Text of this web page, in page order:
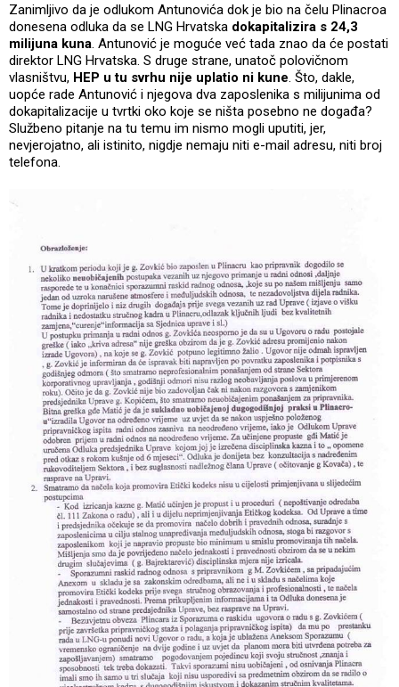
Zanimljivo da je odlukom Antunovića dok je bio na čelu Plinacroa
donesena odluka da se LNG Hrvatska dokapitalizira s 24,3
milijuna kuna. Antunović je moguće već tada znao da će postati
direktor LNG Hrvatska. S druge strane, unatoč polovičnom
vlasništvu, HEP u tu svrhu nije uplatio ni kune. Što, dakle,
uopće rade Antunović i njegova dva zaposlenika s milijunima od
dokapitalizacije u tvrtki oko koje se ništa posebno ne događa?
Službeno pitanje na tu temu im nismo mogli uputiti, jer,
nevjerojatno, ali istinito, nigdje nemaju niti e-mail adresu, niti broj
telefona.